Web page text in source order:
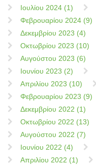
Ιουλίου 2024 (1)
Φεβρουαρίου 2024 (9)
Δεκεμβρίου 2023 (4)
Οκτωβρίου 2023 (10)
Αυγούστου 2023 (6)
Ιουνίου 2023 (2)
Απριλίου 2023 (10)
Φεβρουαρίου 2023 (9)
Δεκεμβρίου 2022 (1)
Οκτωβρίου 2022 (13)
Αυγούστου 2022 (7)
Ιουνίου 2022 (4)
Απριλίου 2022 (1)